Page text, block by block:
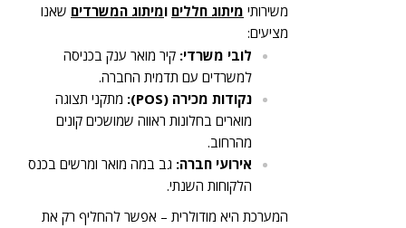
משירותי מיתוג חללים ומיתוג המשרדים שאנו
מציעים:
לובי משרדי: קיר מואר ענק בכניסה
למשרדים עם תדמית החברה.
נקודות מכירה (POS):
מתקני תצוגה
מוארים בחלונות ראווה שמושכים קונים
מהרחוב.
אירועי חברה: גב במה מואר ומרשים בכנס
הלקוחות השנתי.
המערכת היא מודולרית – אפשר להחליף רק את